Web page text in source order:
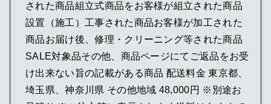
された商品組立式商品をお客様が組立された商品
設置（施工）工事された商品お客様が加工された
商品お届け後、修理・クリーニング等された商品
SALE対象品その他、商品ページにてご返品をお受
け出来ない旨の記載がある商品 配送料金 東京都、
埼玉県、神奈川県 その他地域 48,000円 ※別途お